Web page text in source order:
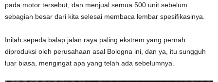
pada motor tersebut, dan menjual semua 500 unit sebelum
sebagian besar dari kita selesai membaca lembar spesifikasinya.
Inilah sepeda balap jalan raya paling ekstrem yang pernah
diproduksi oleh perusahaan asal Bologna ini, dan ya, itu sungguh
luar biasa, mengingat apa yang telah ada sebelumnya.